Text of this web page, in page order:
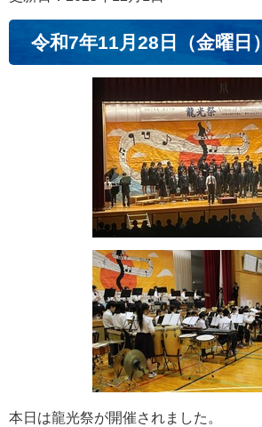
令和7年11月28日（金曜日）
本日は龍光祭が開催されました。